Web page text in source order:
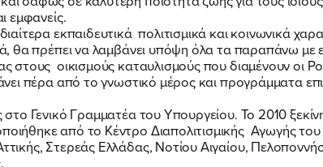
ΠΟΙΑ ΕΙΜΑΙ
ΕΡΓΟ
εμφανείς.
εκπαιδευτικά πολιτισμικά και κοινωνικά
θα πρέπει να λαμβάνει υπόψη όλα τα παραπάνω με
στους οικισμούς καταυλισμούς που διαμένουν οι
πέρα από το γνωστικό μέρος και προγράμματα
στο Γενικό Γραμματέα του Υπουργείου. Το 2010
από το Κέντρο Διαπολιτισμικής Αγωγής
Στερεάς Ελλάδας, Νοτίου Αιγαίου,